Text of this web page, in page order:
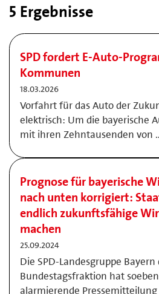
5 Ergebnisse
SPD fordert E-Auto-
Kommunen
18.03.2026
Vorfahrt für das Auto der
elektrisch: Um die bayerische
mit ihren Zehntausenden von
Prognose für bayerische
nach unten korrigiert:
endlich zukunftsfähige
machen
25.09.2024
Die SPD-Landesgruppe Bayern
Bundestagsfraktion hat
alarmierende